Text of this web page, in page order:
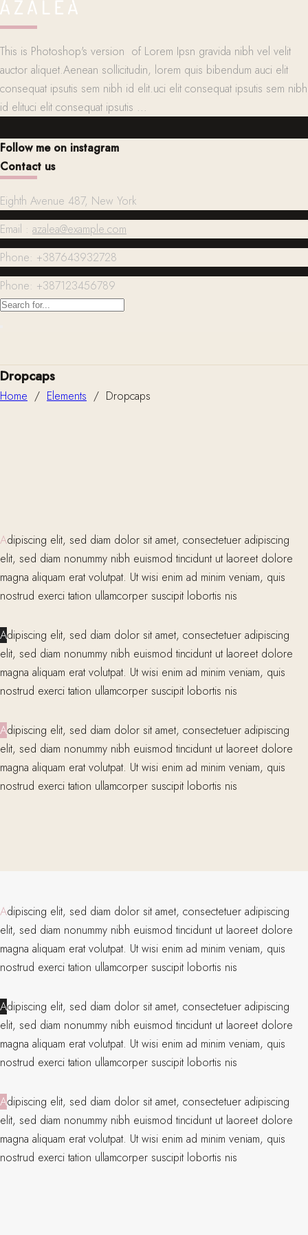
This is Photoshop's version of Lorem Ipsn gravida nibh vel velit
auctor aliquet.Aenean sollicitudin, lorem quis bibendum auci elit
consequat ipsutis sem nibh id elit.uci elit consequat ipsutis sem nibh
id elituci elit consequat ipsutis ...
Follow me on instagram
Contact us
Eighth Avenue 487, New York
Email : azalea@example.com
Phone: +387643932728
Phone: +387123456789
Dropcaps
Home / Elements / Dropcaps
Adipiscing elit, sed diam dolor sit amet, consectetuer adipiscing
elit, sed diam nonummy nibh euismod tincidunt ut laoreet dolore
magna aliquam erat volutpat. Ut wisi enim ad minim veniam, quis
nostrud exerci tation ullamcorper suscipit lobortis nis
Adipiscing elit, sed diam dolor sit amet, consectetuer adipiscing
elit, sed diam nonummy nibh euismod tincidunt ut laoreet dolore
magna aliquam erat volutpat. Ut wisi enim ad minim veniam, quis
nostrud exerci tation ullamcorper suscipit lobortis nis
Adipiscing elit, sed diam dolor sit amet, consectetuer adipiscing
elit, sed diam nonummy nibh euismod tincidunt ut laoreet dolore
magna aliquam erat volutpat. Ut wisi enim ad minim veniam, quis
nostrud exerci tation ullamcorper suscipit lobortis nis
Adipiscing elit, sed diam dolor sit amet, consectetuer adipiscing
elit, sed diam nonummy nibh euismod tincidunt ut laoreet dolore
magna aliquam erat volutpat. Ut wisi enim ad minim veniam, quis
nostrud exerci tation ullamcorper suscipit lobortis nis
Adipiscing elit, sed diam dolor sit amet, consectetuer adipiscing
elit, sed diam nonummy nibh euismod tincidunt ut laoreet dolore
magna aliquam erat volutpat. Ut wisi enim ad minim veniam, quis
nostrud exerci tation ullamcorper suscipit lobortis nis
Adipiscing elit, sed diam dolor sit amet, consectetuer adipiscing
elit, sed diam nonummy nibh euismod tincidunt ut laoreet dolore
magna aliquam erat volutpat. Ut wisi enim ad minim veniam, quis
nostrud exerci tation ullamcorper suscipit lobortis nis